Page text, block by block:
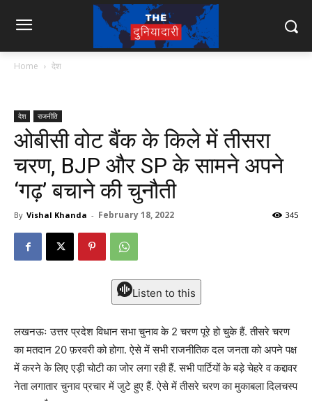
Home देश
देश राजनीति
ओबीसी वोट बैंक के किले में तीसरा
चरण, BJP और SP के सामने अपने
‘गढ़’ बचाने की चुनौती
By Vishal Khanda - February 18, 2022 345
Listen to this
लखनऊः उत्तर प्रदेश विधान सभा चुनाव के 2 चरण पूरे हो चुके हैं. तीसरे चरण
का मतदान 20 फ़रवरी को होगा. ऐसे में सभी राजनीतिक दल जनता को अपने पक्ष
में करने के लिए एड़ी चोटी का जोर लगा रही हैं. सभी पार्टियों के बड़े चेहरे व कद्दावर
नेता लगातार चुनाव प्रचार में जुटे हुए हैं. ऐसे में तीसरे चरण का मुकाबला दिलचस्प